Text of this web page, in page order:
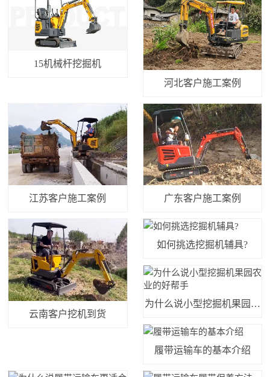
15机械杆挖掘机
河北客户施工案例
江苏客户施工案例 广东客户施工案例
云南客户挖机到货
如何挑选挖掘机辅具?
为什么说小型挖掘机果园农
业的好帮手
履带运输车的基本介绍